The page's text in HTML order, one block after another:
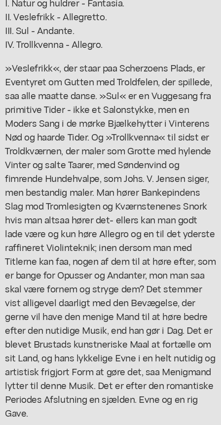
II. Veslefrikk - Allegretto.
III. Sul - Andante.
IV. Trollkvenna - Allegro.
»Veslefrikk«, der staar paa Scherzoens Plads, er
Eventyret om Gutten med Troldfelen, der spillede,
saa alle maatte danse. »Sul« er en Vuggesang fra
primitive Tider - ikke et Salonstykke, men en
Moders Sang i de mørke Bjælkehytter i Vinterens
Nød og haarde Tider. Og »Trollkvenna« til sidst er
Troldkværnen, der maler som Grotte med hylende
Vinter og salte Taarer, med Søndenvind og
fimrende Hundehvalpe, som Johs. V. Jensen siger,
men bestandig maler. Man hører Bankepindens
Slag mod Tromlesigten og Kværnstenenes Snork
hvis man altsaa hører det- ellers kan man godt
lade være og kun høre Allegro og en til det yderste
raffineret Violinteknik; inen dersom man med
Titlerne kan faa, nogen af dem til at høre efter, som
er bange for Opusser og Andanter, mon man saa
skal være fornem og stryge dem? Det stemmer
vist alligevel daarligt med den Bevægelse, der
gerne vil have den menige Mand til at høre bedre
efter den nutidige Musik, end han gør i Dag. Det er
blevet Brustads kunstneriske Maal at fortælle om
sit Land, og hans lykkelige Evne i en helt nutidig og
artistisk frigjort Form at gøre det, saa Menigmand
lytter til denne Musik. Det er efter den romantiske
Periodes Afslutning en sjælden. Evne og en rig
Gave.